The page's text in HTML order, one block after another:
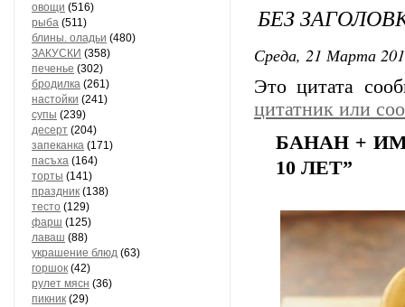
овощи (516)
рыба (511)
блины. оладьи (480)
ЗАКУСКИ (358)
печенье (302)
бродилка (261)
настойки (241)
супы (239)
десерт (204)
запеканка (171)
пасъха (164)
торты (141)
праздник (138)
тесто (129)
фарш (125)
лаваш (88)
украшение блюд (63)
горшок (42)
рулет мясн (36)
пикник (29)
БЕЗ
Среда, 21 Марта
Это цитата
цитатник или
БАНАН +
10 ЛЕТ”